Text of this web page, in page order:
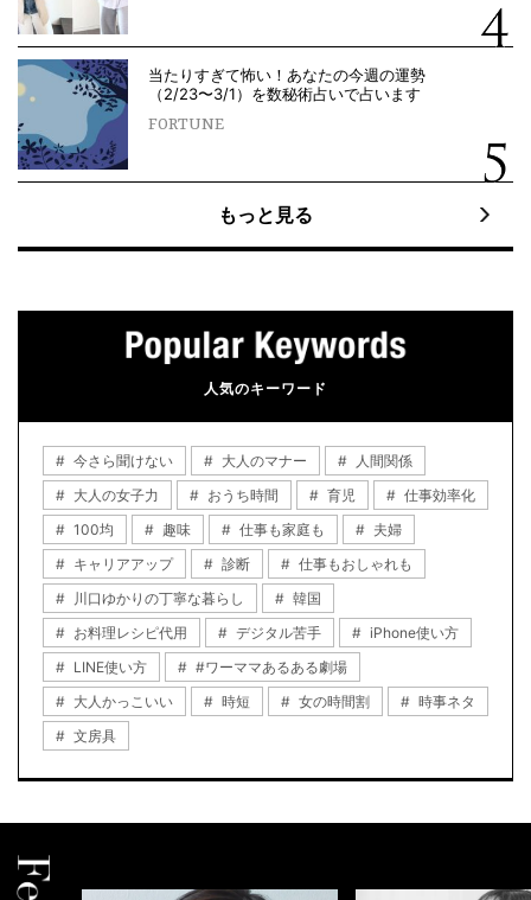
当たりすぎて怖い！あなたの今週の運勢
（2/23〜3/1）を数秘術占いで占います
FORTUNE
もっと見る
人気のキーワード
今さら聞けない 大人のマナー
人間関係
大人の女子力
おうち時間 育児
仕事効率化
100均
趣味 仕事も家庭も
夫婦
キャリアアップ
診断
仕事もおしゃれも
川口ゆかりの丁寧な暮らし
韓国
お料理レシピ代用
デジタル苦手
iPhone使い方
LINE使い方
#ワーママあるある劇場
大人かっこいい
時短 女の時間割
時事ネタ
文房具